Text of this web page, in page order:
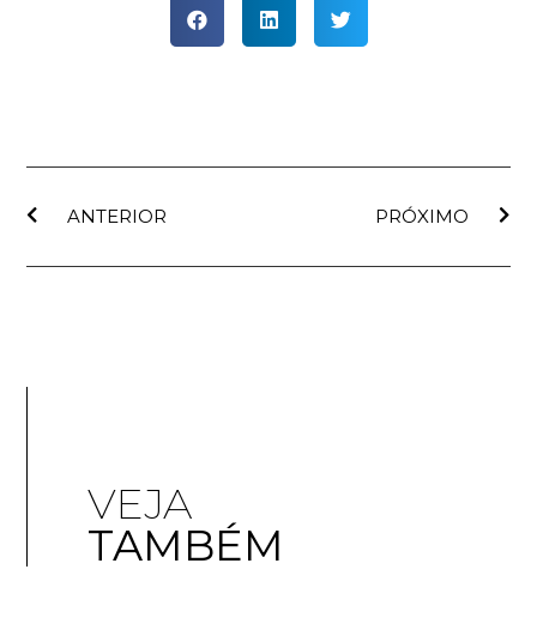
ANTERIOR PRÓXIMO
VEJA
TAMBÉM